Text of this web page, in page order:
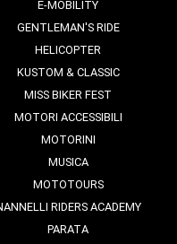
E-MOBILITY
GENTLEMAN'S RIDE
HELICOPTER
KUSTOM & CLASSIC
MISS BIKER FEST
MOTORI ACCESSIBILI
MOTORINI
MUSICA
MOTOTOURS
RIDERS ACADEMY
PARATA